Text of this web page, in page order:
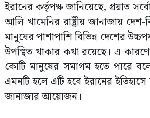
ইরানের কর্তৃপক্ষ জানিয়েছে, প্রয়াত
আলি খামেনির রাষ্ট্রীয় জানাজায়
মানুষের পাশাপাশি বিভিন্ন দেশের
উপস্থিত থাকার কথা রয়েছে। এ
কোটি মানুষের সমাগম হতে পারে
এমনটি হলে এটি হবে ইরানের ইতিহাসে
জানাজার আয়োজন।